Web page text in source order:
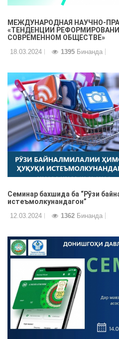
МЕЖДУНАРОДНАЯ НАУЧНО-
«ТЕНДЕНЦИИ
СОВРЕМЕННОМ ОБЩЕСТВЕ»
18.03.2024 1395 Бинанда
Семинар бахшида ба “Рӯзи
истеъмолкунандагон”
12.03.2024 1362 Бинанда